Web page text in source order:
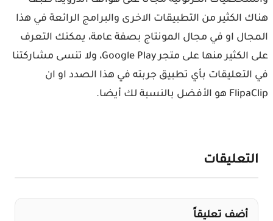
هناك الكثير من التطبيقات الاخرى والبرامج الرائعة في هذا
المجال او في مجال المونتاج بصفة عامة، يمكنك التعرف
على الكثير منها على متجر Google Play، ولا تنسى مشاركتنا
في التعليقات بأي تطبيق جربته في هذا الصدد او ان
FlipaClip هو الأفضل بالنسبة لك أيضا.
التعليقات
أضف تعليقاً